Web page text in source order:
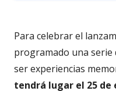
Para celebrar el
programado una serie
ser experiencias
tendrá lugar el 25 de